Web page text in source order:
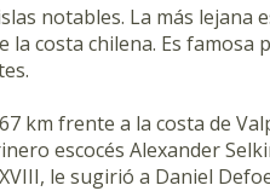
notables. La más lejana
la costa chilena. Es
km frente a la costa de
escocés Alexander
le sugirió a Daniel